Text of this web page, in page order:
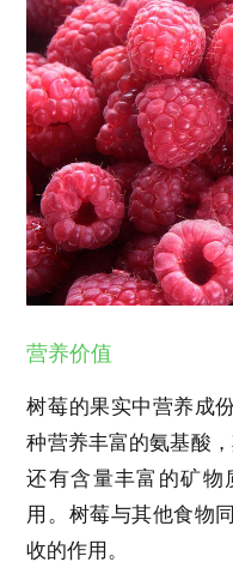
营养价值
树莓的果实中营养成
种营养丰富的氨基酸
还有含量丰富的矿物
用。树莓与其他食物
收的作用。